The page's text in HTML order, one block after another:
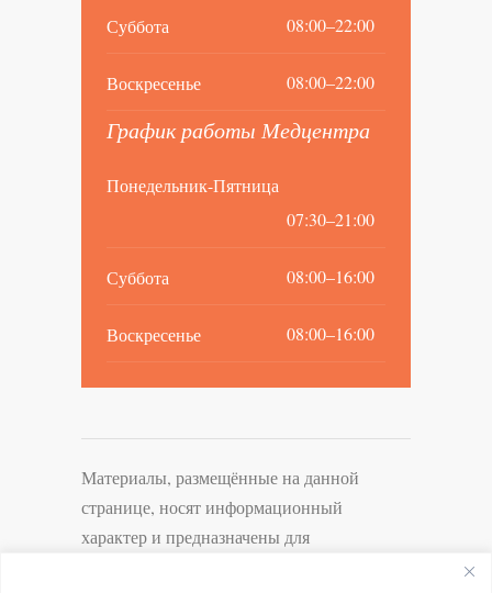
Суббота 08:00–22:00
Воскресенье 08:00–22:00
График работы Медцентра
Понедельник-Пятница
07:30–21:00
Суббота 08:00–16:00
Воскресенье 08:00–16:00
Материалы, размещённые на данной
странице, носят информационный
характер и предназначены для